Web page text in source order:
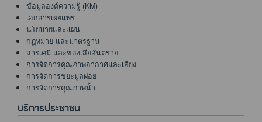
ข้อมูลองค์ความรู้ (KM)
เอกสารเผยแพร่
นโยบายและแผน
กฎหมาย และมาตรฐาน
สารเคมี และของเสียอันตราย
การจัดการคุณภาพอากาศและเสียง
การจัดการขยะมูลฝอย
การจัดการคุณภาพน้ำ
บริการประชาชน